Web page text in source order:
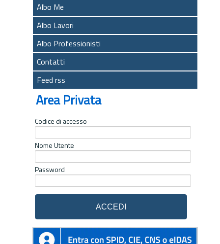
Albo Me
Albo Lavori
Albo Professionisti
Contatti
Feed rss
Area Privata
Codice di accesso
Nome Utente
Password